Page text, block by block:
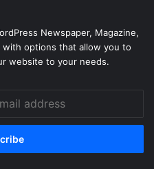
Newspaper, Magazine,
with options that allow you to
website to your needs.